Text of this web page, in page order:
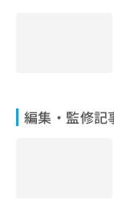
編集・監修記